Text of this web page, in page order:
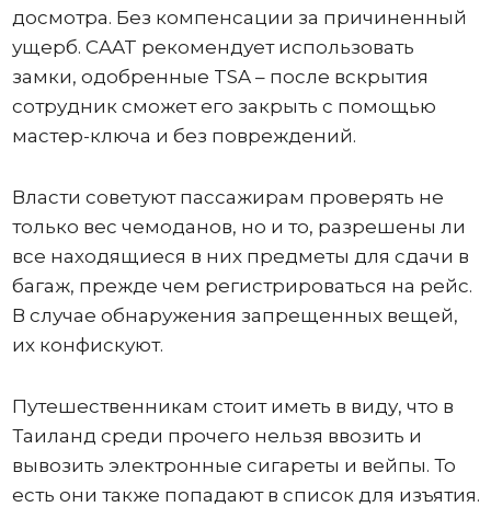
досмотра. Без компенсации за причиненный
ущерб. CAAT рекомендует использовать
замки, одобренные TSA – после вскрытия
сотрудник сможет его закрыть с помощью
мастер-ключа и без повреждений.
Власти советуют пассажирам проверять не
только вес чемоданов, но и то, разрешены ли
все находящиеся в них предметы для сдачи в
багаж, прежде чем регистрироваться на рейс.
В случае обнаружения запрещенных вещей,
их конфискуют.
Путешественникам стоит иметь в виду, что в
Таиланд среди прочего нельзя ввозить и
вывозить электронные сигареты и вейпы. То
есть они также попадают в список для изъятия.